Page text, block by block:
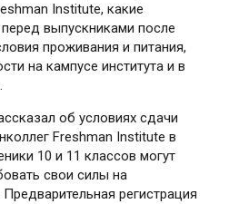
Institute, какие
выпускниками после
проживания и питания,
на кампусе института и в
об условиях сдачи
Freshman Institute в
10 и 11 классов могут
свои силы на
регистрация